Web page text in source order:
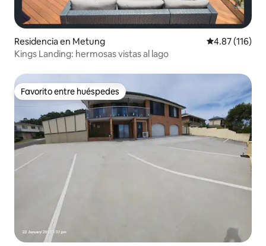
Residencia en Metung Calificación
4.87 (116)
Kings Landing: hermosas vistas al lago
Favorito entre huéspedes
Favorito entre huéspedes